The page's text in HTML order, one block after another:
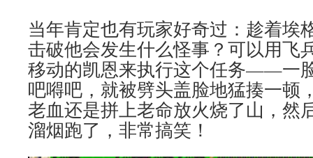
当年肯定也有玩家好奇过：趁着埃
击破他会发生什么怪事？可以用飞
移动的凯恩来执行这个任务——一
吧嘚吧，就被劈头盖脸地猛揍一顿
老血还是拼上老命放火烧了山，然
溜烟跑了，非常搞笑！